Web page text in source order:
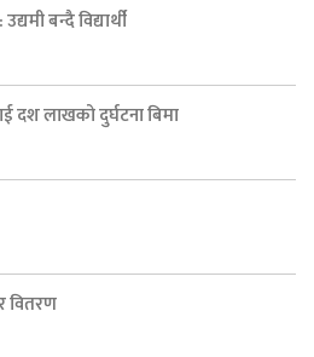
बन्दै विद्यार्थी
लाखको दुर्घटना बिमा
वितरण